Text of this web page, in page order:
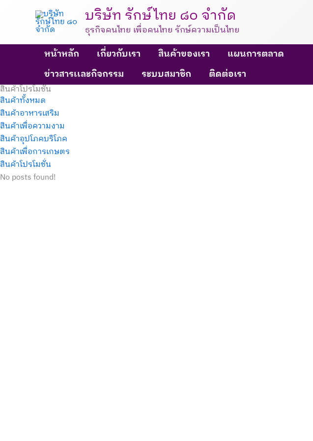
บริษัท รักษ์ไทย ๘๐ จำกัด
ธุรกิจคนไทย เพื่อคนไทย รักษ์ความเป็นไทย
หน้าหลัก เกี่ยวกับเรา สินค้าของเรา
แผนการตลาด
ข่าวสารเเละกิจกรรม
ระบบสมาชิก ติดต่อเรา
สินค้าโปรโมชั่น
สินค้าทั้งหมด
สินค้าอาหารเสริม
สินค้าเพื่อความงาม
สินค้าอุปโภคบริโภค
สินค้าเพื่อการเกษตร
สินค้าโปรโมชั่น
No posts found!